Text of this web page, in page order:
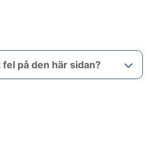
på den här sidan?